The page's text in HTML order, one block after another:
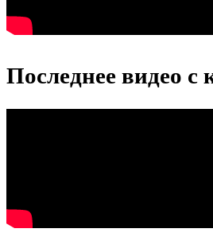
Последнее видео с